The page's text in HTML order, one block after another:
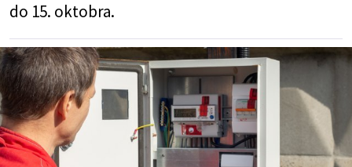
do 15. oktobra.